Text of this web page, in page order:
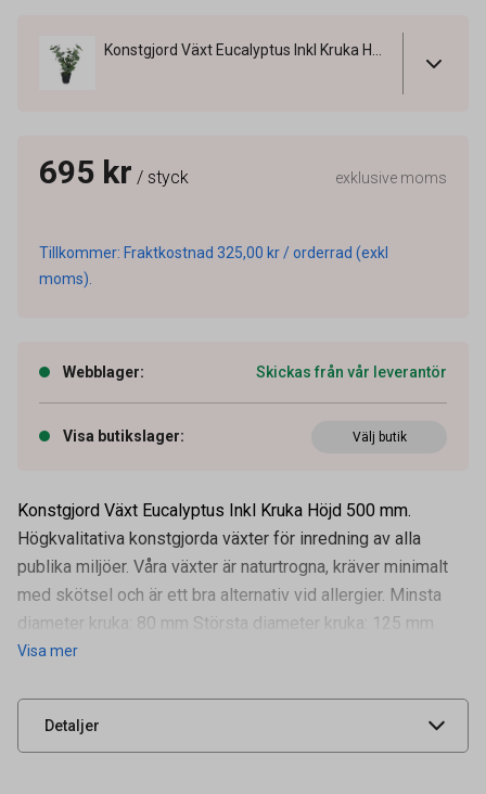
695 kr / styck exklusive moms
Tillkommer: Fraktkostnad 325,00 kr / orderrad (exkl
moms).
Webblager: Skickas från vår leverantör
Visa butikslager: Välj butik
Konstgjord Växt Eucalyptus Inkl Kruka Höjd 500 mm.
Högkvalitativa konstgjorda växter för inredning av alla
publika miljöer. Våra växter är naturtrogna, kräver minimalt
med skötsel och är ett bra alternativ vid allergier. Minsta
diameter kruka: 80 mm Största diameter kruka: 125 mm
Visa mer
Detaljer
Artikelnummer 75500039
Leverantörens
UNSPSC 52152001